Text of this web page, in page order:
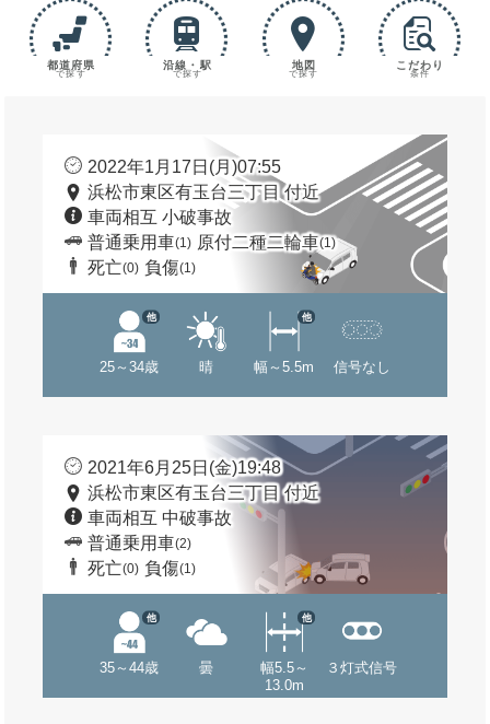
都道府県
で探す
沿線・駅
で探す
地図
で探す
こだわり
条件
2022年1月17日(月)07:55
浜松市東区有玉台三丁目 付近
車両相互 小破事故
普通乗用車(1) 原付二種二輪車(1)
死亡(0) 負傷(1)
25～34歳
他
晴 幅～5.5m
他
信号なし
2021年6月25日(金)19:48
浜松市東区有玉台三丁目 付近
車両相互 中破事故
普通乗用車(2)
死亡(0) 負傷(1)
35～44歳
他
曇
幅5.5～
13.0m
他
３灯式信号